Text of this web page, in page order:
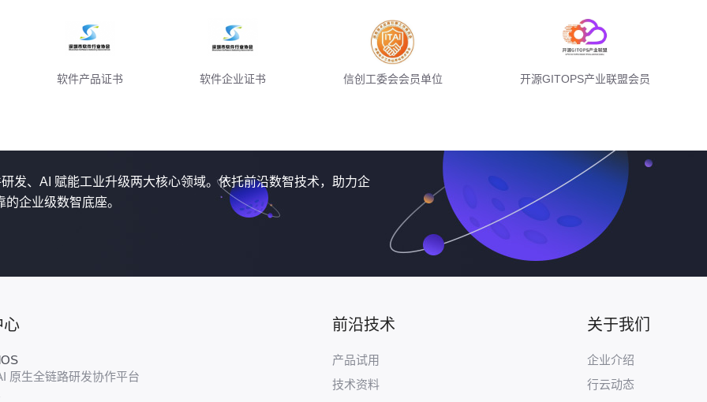
软件产品证书 软件企业证书 信创工委会会员单位 开源GITOPS产业联盟会员
发、AI 赋能工业升级两大核心领域。依托前沿数智技术，助力企
企业级数智底座。
心
原生全链路研发协作平台
前沿技术
产品试用
技术资料
关于我们
企业介绍
行云动态